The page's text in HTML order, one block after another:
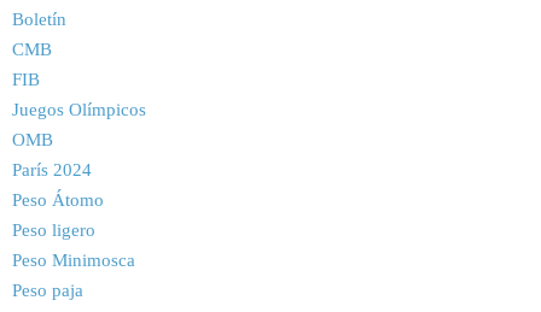
Boletín
CMB
FIB
Juegos Olímpicos
OMB
París 2024
Peso Átomo
Peso ligero
Peso Minimosca
Peso paja